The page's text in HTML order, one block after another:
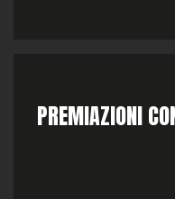
PREMIAZIONI